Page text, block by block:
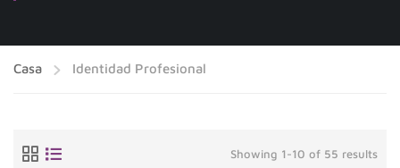
Casa Identidad Profesional
Showing 1-10 of 55 results